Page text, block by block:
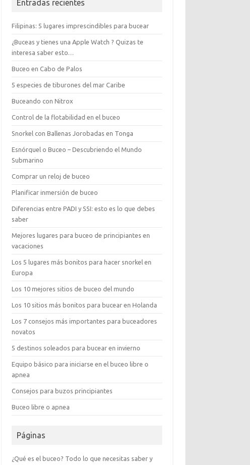
Entradas recientes
Filipinas: 5 lugares imprescindibles para bucear
¿Buceas y tienes una Apple Watch ? Quizas te
interesa saber esto…
Buceo en Cabo de Palos
5 especies de tiburones del mar Caribe
Buceando con Nitrox
Control de la flotabilidad en el buceo
Snorkel con Ballenas Jorobadas en Tonga
Esnórquel o Buceo – Descubriendo el Mundo
Submarino
Comprar un reloj de buceo
Planificar inmersión de buceo
Diferencias entre PADI y SSI: esto es lo que debes
saber
Mejores lugares para buceo de principiantes en
vacaciones
Los 5 lugares más bonitos para hacer snorkel en
Europa
Los 10 mejores sitios de buceo del mundo
Los 10 sitios más bonitos para bucear en Holanda
Los 7 consejos más importantes para buceadores
novatos
5 destinos soleados para bucear en invierno
Equipo básico para iniciarse en el buceo libre o
apnea
Consejos para buzos principiantes
Buceo libre o apnea
Páginas
¿Qué es el buceo? Todo lo que necesitas saber y